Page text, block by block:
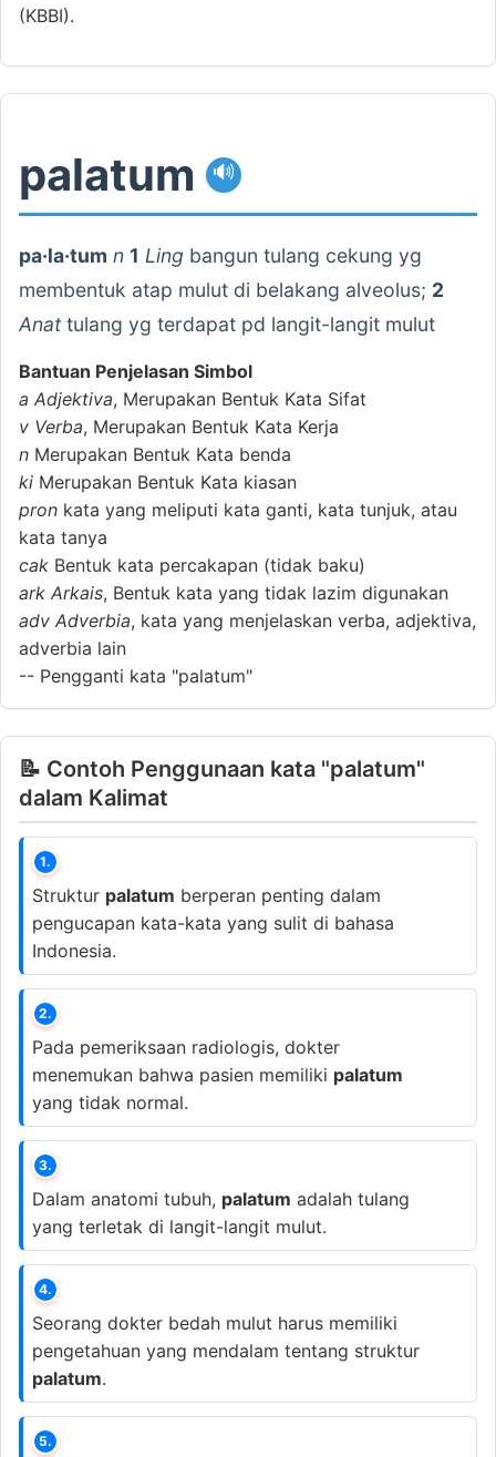
(KBBI).
palatum 🔊
pa·la·tum n 1 Ling bangun tulang cekung yg
membentuk atap mulut di belakang alveolus; 2
Anattulang yg terdapat pd langit-langit mulut
Bantuan Penjelasan Simbol
a Adjektiva, Merupakan Bentuk Kata Sifat
v Verba, Merupakan Bentuk Kata Kerja
n Merupakan Bentuk Kata benda
ki Merupakan Bentuk Kata kiasan
pron kata yang meliputi kata ganti, kata tunjuk, atau
kata tanya
cak Bentuk kata percakapan (tidak baku)
ark Arkais, Bentuk kata yang tidak lazim digunakan
adv Adverbia, kata yang menjelaskan verba, adjektiva,
adverbia lain
-- Pengganti kata "palatum"
📝 Contoh Penggunaan kata "palatum"
dalam Kalimat
1.
Struktur palatum berperan penting dalam
pengucapan kata-kata yang sulit di bahasa
Indonesia.
2.
Pada pemeriksaan radiologis, dokter
menemukan bahwa pasien memiliki palatum
yang tidak normal.
3.
Dalam anatomi tubuh, palatum adalah tulang
yang terletak di langit-langit mulut.
4.
Seorang dokter bedah mulut harus memiliki
pengetahuan yang mendalam tentang struktur
palatum.
5.